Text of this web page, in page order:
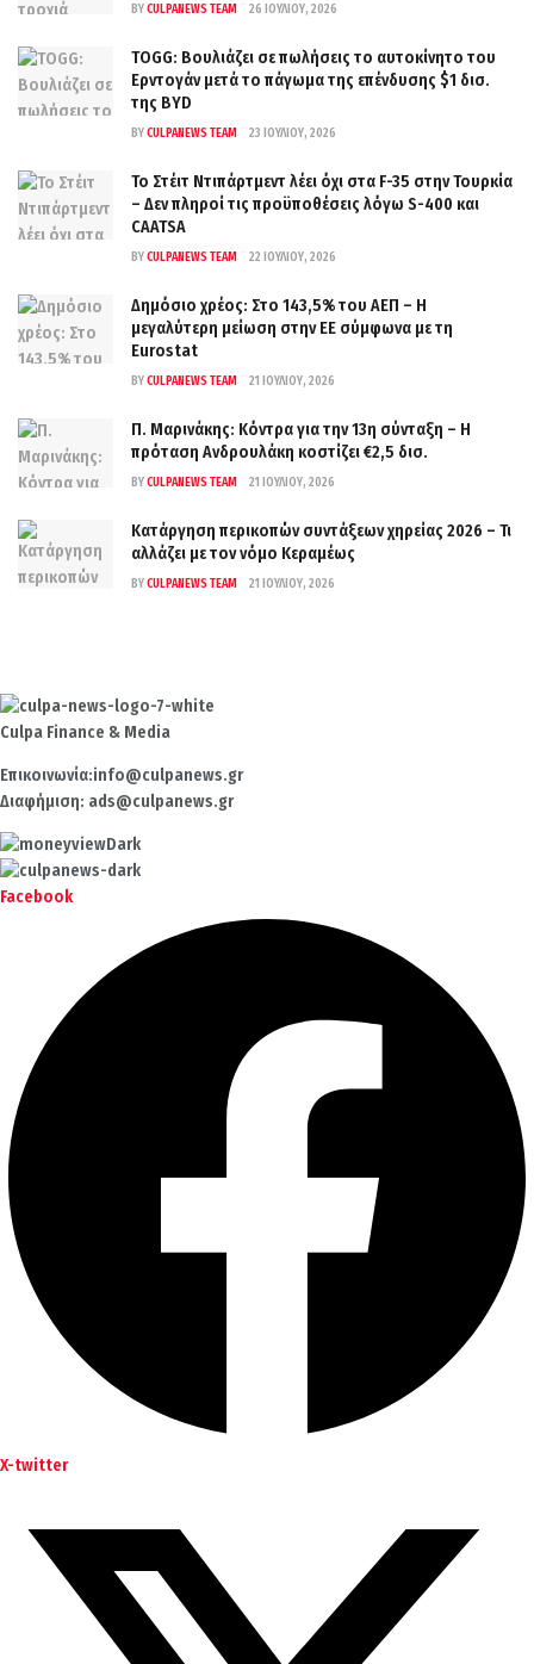
BYCULPANEWS TEAM 26 ΙΟΥΛΊΟΥ, 2026
TOGG: Βουλιάζει σε πωλήσεις το αυτοκίνητο του
Ερντογάν μετά το πάγωμα της επένδυσης $1 δισ.
της BYD
BYCULPANEWS TEAM 23 ΙΟΥΛΊΟΥ, 2026
Το Στέιτ Ντιπάρτμεντ λέει όχι στα F-35 στην Τουρκία
– Δεν πληροί τις προϋποθέσεις λόγω S-400 και
CAATSA
BYCULPANEWS TEAM 22 ΙΟΥΛΊΟΥ, 2026
Δημόσιο χρέος: Στο 143,5% του ΑΕΠ – Η
μεγαλύτερη μείωση στην ΕΕ σύμφωνα με τη
Eurostat
BYCULPANEWS TEAM 21 ΙΟΥΛΊΟΥ, 2026
Π. Μαρινάκης: Κόντρα για την 13η σύνταξη – Η
πρόταση Ανδρουλάκη κοστίζει €2,5 δισ.
BYCULPANEWS TEAM 21 ΙΟΥΛΊΟΥ, 2026
Κατάργηση περικοπών συντάξεων χηρείας 2026 – Τι
αλλάζει με τον νόμο Κεραμέως
BYCULPANEWS TEAM 21 ΙΟΥΛΊΟΥ, 2026
Culpa Finance & Media
Επικοινωνία:info@culpanews.gr
Διαφήμιση: ads@culpanews.gr
Facebook
X-twitter